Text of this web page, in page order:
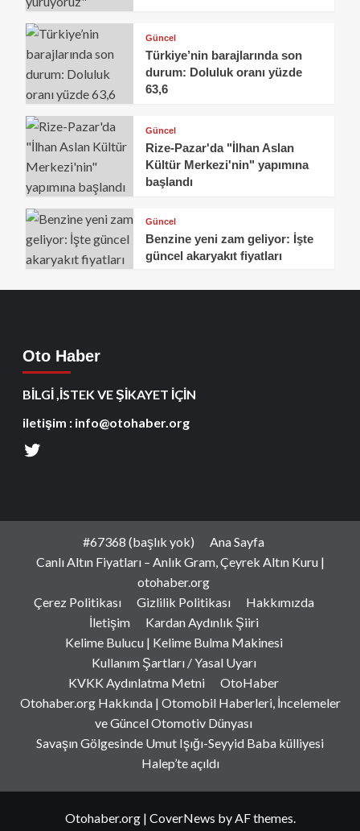
Güncel
Türkiye’nin barajlarında son
durum: Doluluk oranı yüzde
63,6
Güncel
Rize-Pazar'da "İlhan Aslan
Kültür Merkezi'nin" yapımına
başlandı
Güncel
Benzine yeni zam geliyor: İşte
güncel akaryakıt fiyatları
Oto Haber
BİLGİ ,İSTEK VE ŞİKAYET İÇİN
iletişim : info@otohaber.org
#67368 (başlık yok)
Ana Sayfa
Canlı Altın Fiyatları – Anlık Gram, Çeyrek Altın Kuru |
otohaber.org
Çerez Politikası
Gizlilik Politikası
Hakkımızda
İletişim
Kardan Aydınlık Şiiri
Kelime Bulucu | Kelime Bulma Makinesi
Kullanım Şartları / Yasal Uyarı
KVKK Aydınlatma Metni
OtoHaber
Otohaber.org Hakkında | Otomobil Haberleri, İncelemeler
ve Güncel Otomotiv Dünyası
Savaşın Gölgesinde Umut Işığı-Seyyid Baba külliyesi
Halep’te açıldı
Otohaber.org | CoverNews by AF themes.